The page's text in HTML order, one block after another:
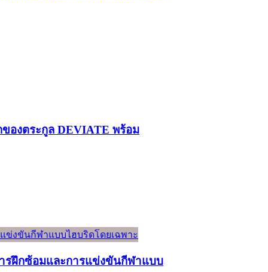
ของตระกูล DEVIATE พร้อม
รฝึกซ้อมและการแข่งขันกีฬาแบบ